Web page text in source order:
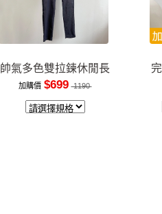
帥氣多色雙拉鍊休閒長
褲
加購價 $699 1190